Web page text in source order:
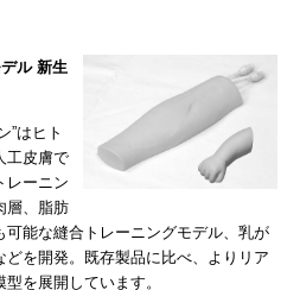
ル 新生
”はヒト
工皮膚で
レーニン
層、脂肪
可能な縫合トレーニングモデル、乳が
を開発。既存製品に比べ、よりリア
を展開しています。